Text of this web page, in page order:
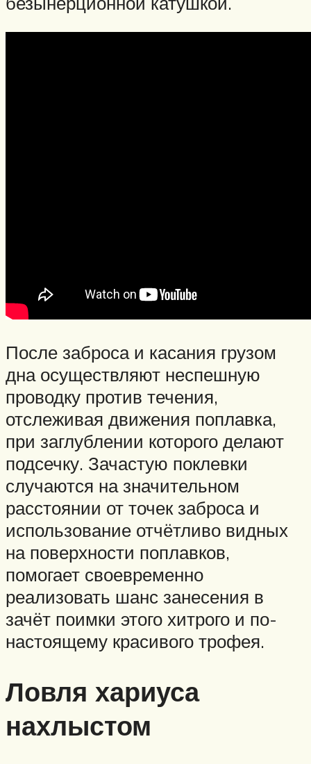
После заброса и касания грузом
дна осуществляют неспешную
проводку против течения,
отслеживая движения поплавка,
при заглублении которого делают
подсечку. Зачастую поклевки
случаются на значительном
расстоянии от точек заброса и
использование отчётливо видных
на поверхности поплавков,
помогает своевременно
реализовать шанс занесения в
зачёт поимки этого хитрого и по-
настоящему красивого трофея.
Ловля хариуса
нахлыстом